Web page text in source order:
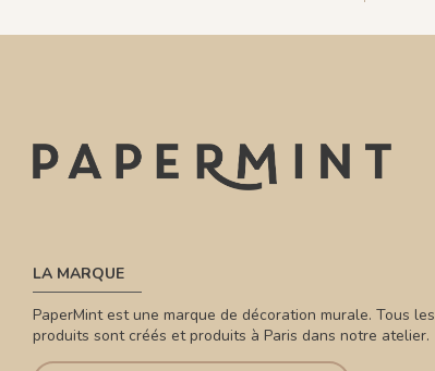
LA MARQUE
PaperMint est une marque de décoration murale. Tous les
produits sont créés et produits à Paris dans notre atelier.